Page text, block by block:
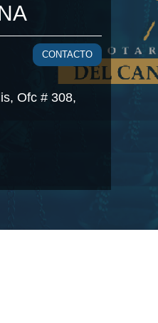
CONTACTO
Ofc # 308,